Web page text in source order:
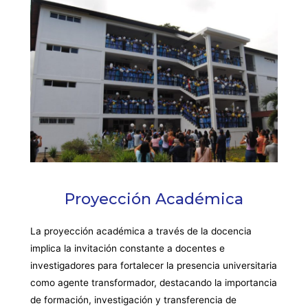
Proyección Académica
La proyección académica a través de la docencia
implica la invitación constante a docentes e
investigadores para fortalecer la presencia universitaria
como agente transformador, destacando la importancia
de formación, investigación y transferencia de